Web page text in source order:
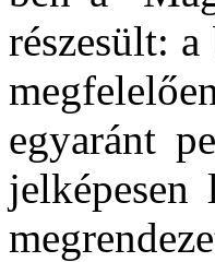
részesült:
egyaránt